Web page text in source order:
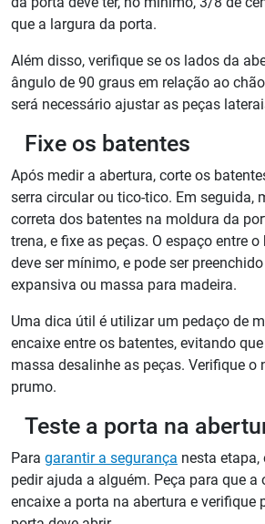
que a largura da porta.
Além disso, verifique se os lados da
ângulo de 90 graus em relação ao
será necessário ajustar as peças
Fixe os batentes
Após medir a abertura, corte os
serra circular ou tico-tico. Em seguida,
correta dos batentes na moldura da
trena, e fixe as peças. O espaço entre
deve ser mínimo, e pode ser
expansiva ou massa para madeira.
Uma dica útil é utilizar um pedaço de
encaixe entre os batentes, evitando
massa desalinhe as peças. Verifique o
prumo.
Teste a porta na
Para garantir a segurança nesta etapa,
pedir ajuda a alguém. Peça para que a
encaixe a porta na abertura e verifique